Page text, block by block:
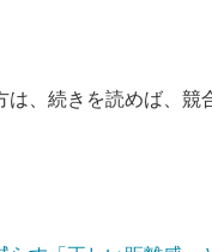
、続きを読めば、競